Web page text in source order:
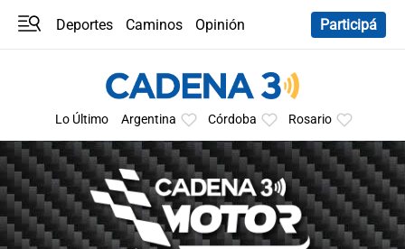
Deportes Caminos
Opinión
Participá
Lo Último Argentina Córdoba Rosario